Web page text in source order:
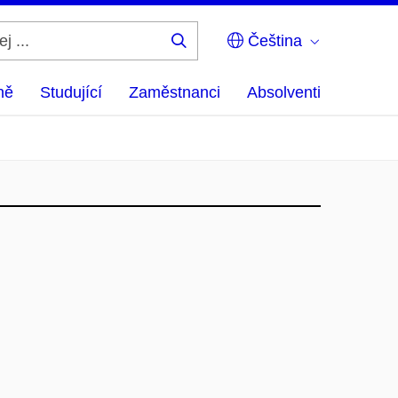
Čeština
Studující Zaměstnanci Absolventi